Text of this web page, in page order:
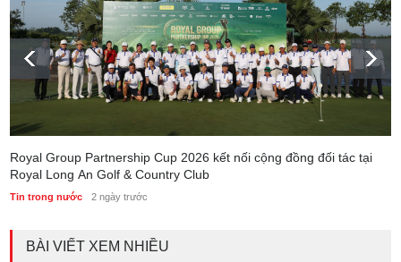
Royal Group Partnership Cup 2026 kết nối cộng đồng đối tác tại
Royal Long An Golf & Country Club
Tin trong nước 2 ngày trước
BÀI VIẾT XEM NHIỀU